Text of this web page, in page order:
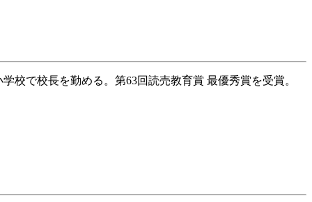
校で校長を勤める。第63回読売教育賞 最優秀賞を受賞。